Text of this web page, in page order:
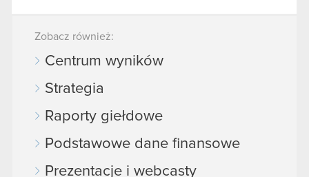
Zobacz również:
Centrum wyników
Strategia
Raporty giełdowe
Podstawowe dane finansowe
Prezentacje i webcasty